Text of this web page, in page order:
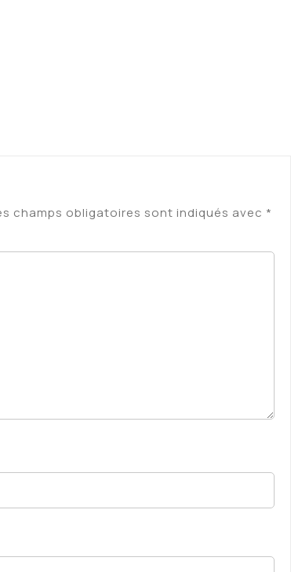
champs obligatoires sont indiqués avec *